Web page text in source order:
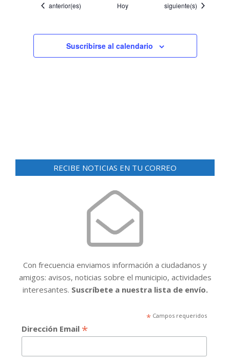
Eventos
anterior(es) Hoy Eventos
siguiente(s)
Suscribirse al calendario
RECIBE NOTICIAS EN TU CORREO
Con frecuencia enviamos información a ciudadanos y
amigos: avisos, noticias sobre el municipio, actividades
interesantes. Suscríbete a nuestra lista de envío.
*Campos requeridos
Dirección Email *